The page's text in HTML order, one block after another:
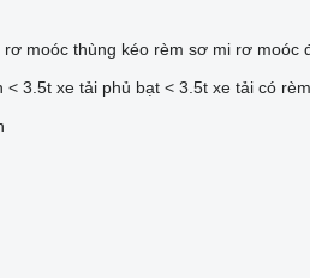
rơ moóc thùng kéo rèm sơ mi rơ moóc
< 3.5t xe tải phủ bạt < 3.5t xe tải có